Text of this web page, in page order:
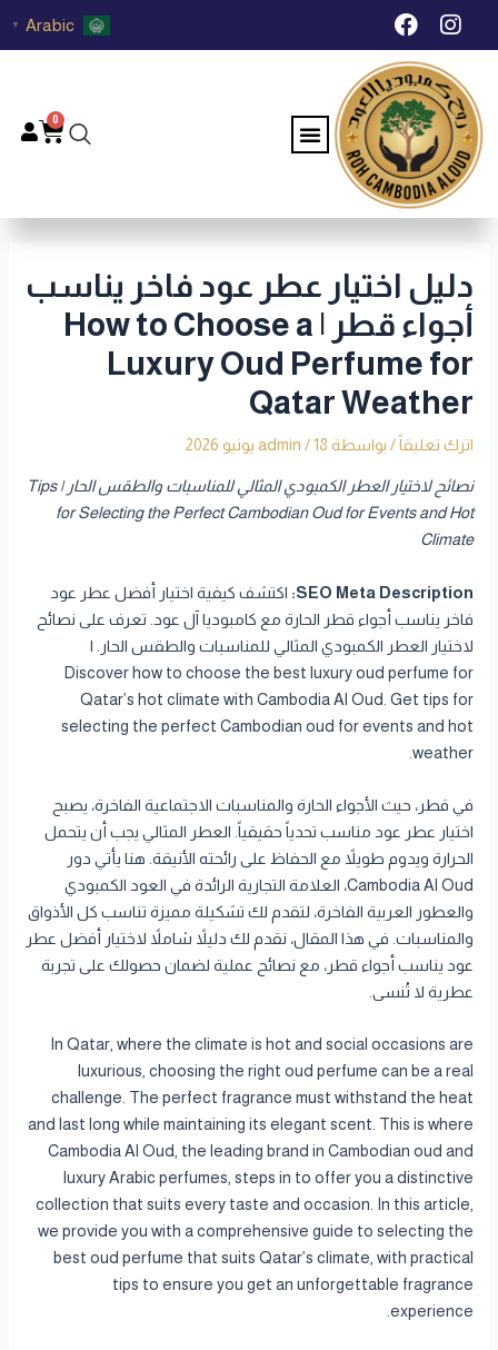
تخطي I
n
s
t
a
g
r
a
m
F
a
c
e
b
o
o
k
Arabic
▼
Menu
0
دليل اختيار عطر عود فاخر يناسب
أجواء قطر | How to Choose a
Luxury Oud Perfume for
Qatar Weather
اترك تعليقاً / بواسطة admin /18 يونيو 2026
نصائح لاختيار العطر الكمبودي المثالي للمناسبات والطقس الحار | Tips
for Selecting the Perfect Cambodian Oud for Events and Hot
Climate
SEO Meta Description: اكتشف كيفية اختيار أفضل عطر عود
فاخر يناسب أجواء قطر الحارة مع كامبوديا آل عود. تعرف على نصائح
لاختيار العطر الكمبودي المثالي للمناسبات والطقس الحار. |
Discover how to choose the best luxury oud perfume for
Qatar’s hot climate with Cambodia Al Oud. Get tips for
selecting the perfect Cambodian oud for events and hot
weather.
في قطر، حيث الأجواء الحارة والمناسبات الاجتماعية الفاخرة، يصبح
اختيار عطر عود مناسب تحدياً حقيقياً. العطر المثالي يجب أن يتحمل
الحرارة ويدوم طويلاً مع الحفاظ على رائحته الأنيقة. هنا يأتي دور
Cambodia Al Oud، العلامة التجارية الرائدة في العود الكمبودي
والعطور العربية الفاخرة، لتقدم لك تشكيلة مميزة تناسب كل الأذواق
والمناسبات. في هذا المقال، نقدم لك دليلاً شاملاً لاختيار أفضل عطر
عود يناسب أجواء قطر، مع نصائح عملية لضمان حصولك على تجربة
عطرية لا تُنسى.
In Qatar, where the climate is hot and social occasions are
luxurious, choosing the right oud perfume can be a real
challenge. The perfect fragrance must withstand the heat
and last long while maintaining its elegant scent. This is where
Cambodia Al Oud, the leading brand in Cambodian oud and
luxury Arabic perfumes, steps in to offer you a distinctive
collection that suits every taste and occasion. In this article,
we provide you with a comprehensive guide to selecting the
best oud perfume that suits Qatar’s climate, with practical
tips to ensure you get an unforgettable fragrance
experience.
Post
navigation